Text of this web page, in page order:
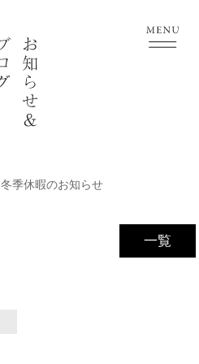
冬季休暇のお知らせ
一覧